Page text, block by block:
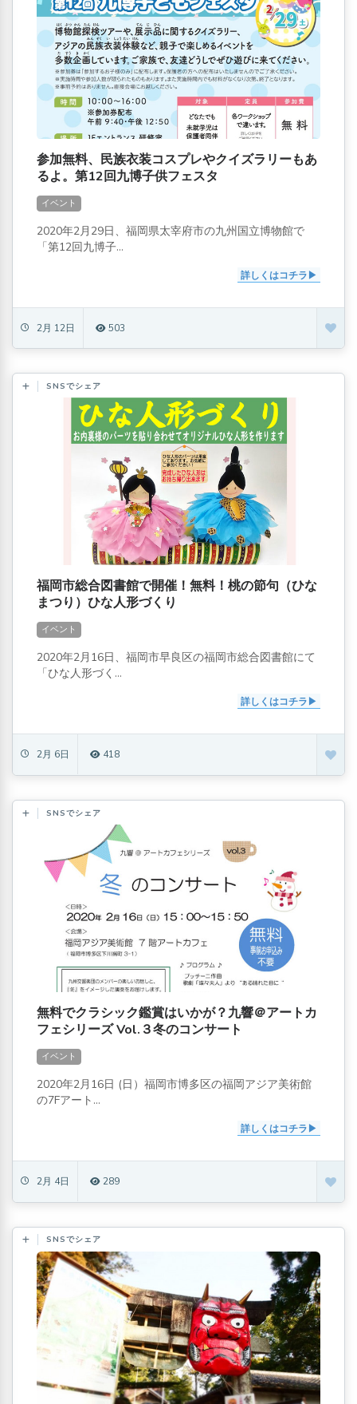
参加無料、民族衣装コスプレやクイズラリーもあ
るよ。第12回九博子供フェスタ
イベント
2020年2月29日、福岡県太宰府市の九州国立博物館で
「第12回九博子...
詳しくはコチラ
2月 12日 503
SNSでシェア
福岡市総合図書館で開催！無料！桃の節句（ひな
まつり）ひな人形づくり
イベント
2020年2月16日、福岡市早良区の福岡市総合図書館にて
「ひな人形づく...
詳しくはコチラ
2月 6日 418
SNSでシェア
無料でクラシック鑑賞はいかが？九響＠アートカ
フェシリーズ Vol.３冬のコンサート
イベント
2020年2月16日 (日）福岡市博多区の福岡アジア美術館
の7Fアート...
詳しくはコチラ
2月 4日 289
SNSでシェア